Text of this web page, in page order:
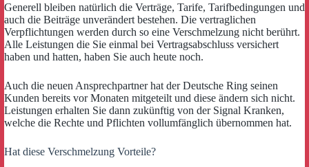
Generell bleiben natürlich die Verträge, Tarife, Tarifbedingungen und
auch die Beiträge unverändert bestehen. Die vertraglichen
Verpflichtungen werden durch so eine Verschmelzung nicht berührt.
Alle Leistungen die Sie einmal bei Vertragsabschluss versichert
haben und hatten, haben Sie auch heute noch.
Auch die neuen Ansprechpartner hat der Deutsche Ring seinen
Kunden bereits vor Monaten mitgeteilt und diese ändern sich nicht.
Leistungen erhalten Sie dann zukünftig von der Signal Kranken,
welche die Rechte und Pflichten vollumfänglich übernommen hat.
Hat diese Verschmelzung Vorteile?